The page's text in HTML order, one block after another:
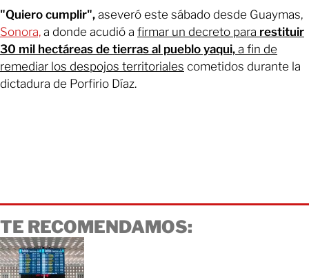
"Quiero cumplir", aseveró este sábado desde Guaymas,
Sonora, a donde acudió a firmar un decreto para restituir
30 mil hectáreas de tierras al pueblo yaqui, a fin de
remediar los despojos territoriales cometidos durante la
dictadura de Porfirio Díaz.
TE RECOMENDAMOS: